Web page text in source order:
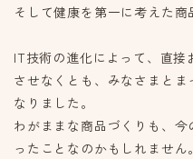
そして健康を第一に考えた商
IT技術の進化によって、直
させなくとも、みなさまと
なりました。
わがままな商品づくりも、
ったことなのかもしれません。